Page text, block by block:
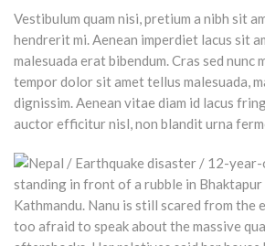
Vestibulum quam nisi, pretium a nibh sit
hendrerit mi. Aenean imperdiet lacus sit
malesuada erat bibendum. Cras sed nunc
tempor dolor sit amet tellus malesuada,
dignissim. Aenean vitae diam id lacus
auctor efficitur nisl, non blandit urna